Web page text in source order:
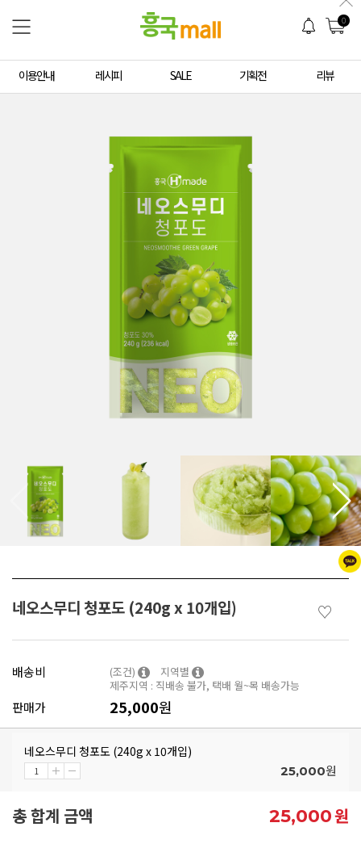
0
이용안내 레시피 SALE 기획전 리뷰
네오스무디 청포도 (240g x 10개입) ♡
배송비 (조건)
지역별
제주지역 : 직배송 불가, 택배 월~목 배송가능
판매가 25,000원
네오스무디 청포도 (240g x 10개입)
25,000원
총 합계 금액 25,000원